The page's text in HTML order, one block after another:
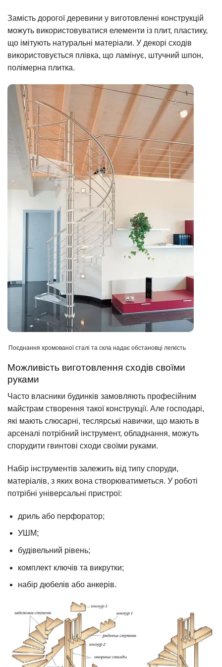
Замість дорогої деревини у виготовленні конструкцій
можуть використовуватися елементи із плит, пластику,
що імітують натуральні матеріали. У декорі сходів
використовується плівка, що ламінує, штучний шпон,
полімерна плитка.
Поєднання хромованої сталі та скла надає обстановці легкість
Можливість виготовлення сходів своїми
руками
Часто власники будинків замовляють професійним
майстрам створення такої конструкції. Але господарі,
які мають слюсарні, теслярські навички, що мають в
арсеналі потрібний інструмент, обладнання, можуть
спорудити гвинтові сходи своїми руками.
Набір інструментів залежить від типу споруди,
матеріалів, з яких вона створюватиметься. У роботі
потрібні універсальні пристрої:
дриль або перфоратор;
УШМ;
будівельний рівень;
комплект ключів та викрутки;
набір дюбелів або анкерів.